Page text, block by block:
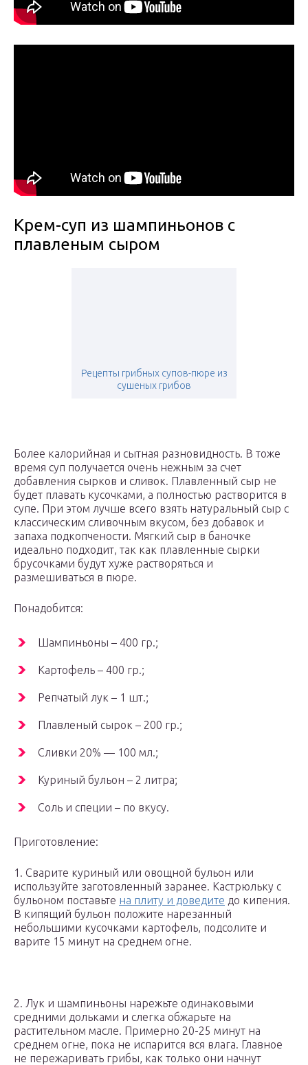
Крем-суп из шампиньонов с
плавленым сыром
Рецепты грибных супов-пюре из
сушеных грибов
Более калорийная и сытная разновидность. В тоже
время суп получается очень нежным за счет
добавления сырков и сливок. Плавленный сыр не
будет плавать кусочками, а полностью растворится в
супе. При этом лучше всего взять натуральный сыр с
классическим сливочным вкусом, без добавок и
запаха подкопчености. Мягкий сыр в баночке
идеально подходит, так как плавленные сырки
брусочками будут хуже растворяться и
размешиваться в пюре.
Понадобится:
Шампиньоны – 400 гр.;
Картофель – 400 гр.;
Репчатый лук – 1 шт.;
Плавленый сырок – 200 гр.;
Сливки 20% — 100 мл.;
Куриный бульон – 2 литра;
Соль и специи – по вкусу.
Приготовление:
1. Сварите куриный или овощной бульон или
используйте заготовленный заранее. Кастрюльку с
бульоном поставьте на плиту и доведите до кипения.
В кипящий бульон положите нарезанный
небольшими кусочками картофель, подсолите и
варите 15 минут на среднем огне.
2. Лук и шампиньоны нарежьте одинаковыми
средними дольками и слегка обжарьте на
растительном масле. Примерно 20-25 минут на
среднем огне, пока не испарится вся влага. Главное
не пережаривать грибы, как только они начнут